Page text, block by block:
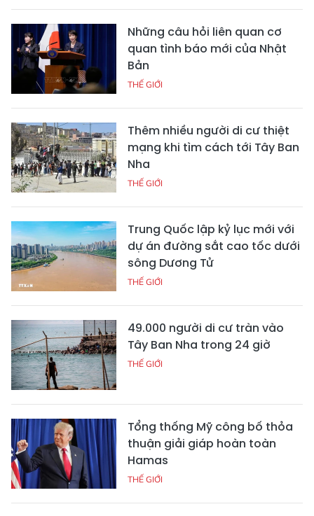
Những câu hỏi liên quan cơ
quan tình báo mới của Nhật
Bản
THẾ GIỚI
Thêm nhiều người di cư thiệt
mạng khi tìm cách tới Tây Ban
Nha
THẾ GIỚI
Trung Quốc lập kỷ lục mới với
dự án đường sắt cao tốc dưới
sông Dương Tử
THẾ GIỚI
49.000 người di cư tràn vào
Tây Ban Nha trong 24 giờ
THẾ GIỚI
Tổng thống Mỹ công bố thỏa
thuận giải giáp hoàn toàn
Hamas
THẾ GIỚI